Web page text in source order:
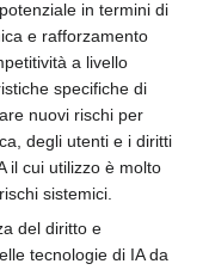
in termini di
e rafforzamento
a livello
specifiche di
nuovi rischi per
degli utenti e i diritti
il cui utilizzo è molto
sistemici.
del diritto e
tecnologie di IA da